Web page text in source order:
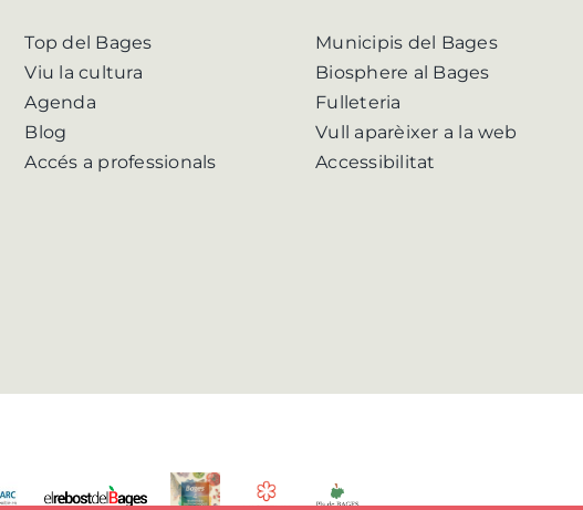
Top del Bages
Viu la cultura
Agenda
Blog
Accés a professionals
Municipis del Bages
Biosphere al Bages
Fulleteria
Vull aparèixer a la web
Accessibilitat